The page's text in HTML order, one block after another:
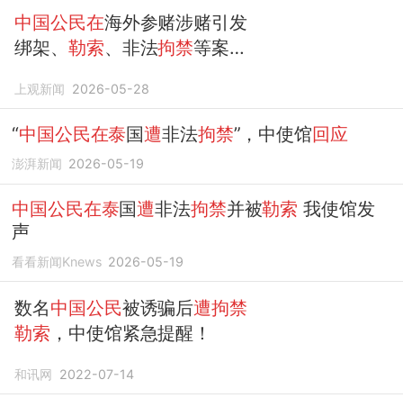
中国公民在海外参赌涉赌引发
绑架、勒索、非法拘禁等案
上观新闻 2026-05-28
“中国公民在泰国遭非法拘禁”，中使馆回应
澎湃新闻 2026-05-19
中国公民在泰国遭非法拘禁并被勒索 我使馆发
声
看看新闻Knews 2026-05-19
数名中国公民被诱骗后遭拘禁
勒索 ，中使馆紧急提醒！
和讯网 2022-07-14